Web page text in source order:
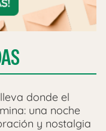
donde el
una noche
y nostalgia